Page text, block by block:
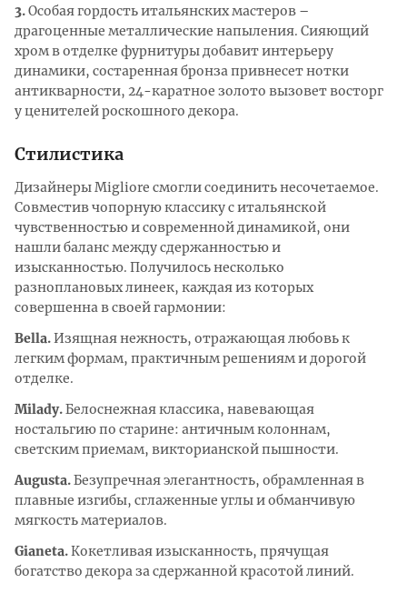
3.Особая гордость итальянских мастеров –
драгоценные металлические напыления. Сияющий
хром в отделке фурнитуры добавит интерьеру
динамики, состаренная бронза привнесет нотки
антикварности, 24-каратное золото вызовет восторг
у ценителей роскошного декора.
Стилистика
Дизайнеры Migliore смогли соединить несочетаемое.
Совместив чопорную классику с итальянской
чувственностью и современной динамикой, они
нашли баланс между сдержанностью и
изысканностью. Получилось несколько
разноплановых линеек, каждая из которых
совершенна в своей гармонии:
Bella.Изящная нежность, отражающая любовь к
легким формам, практичным решениям и дорогой
отделке.
Milady.Белоснежная классика, навевающая
ностальгию по старине: античным колоннам,
светским приемам, викторианской пышности.
Augusta.Безупречная элегантность, обрамленная в
плавные изгибы, сглаженные углы и обманчивую
мягкость материалов.
Gianeta.Кокетливая изысканность, прячущая
богатство декора за сдержанной красотой линий.